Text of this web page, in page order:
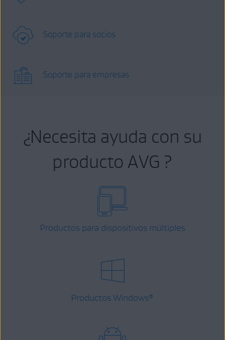
Soporte para socios
Soporte para empresas
¿Necesita ayuda con su
producto AVG ?
Productos para dispositivos múltiples
Productos Windows®